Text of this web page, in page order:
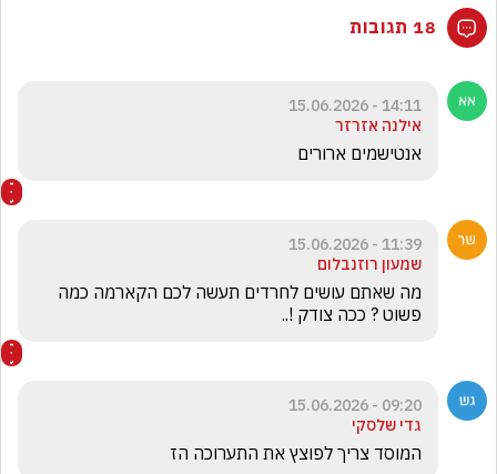
18 תגובות
14:11 - 15.06.2026
אילנה אזרזר
אנטישמים ארורים
11:39 - 15.06.2026
שמעון רוזנבלום
פשוט ? ככה צודק !..
09:20 - 15.06.2026
גדי שלסקי
המוסד צריך לפוצץ את התערוכה הז